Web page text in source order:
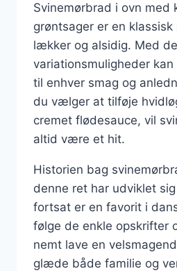
Svinemørbrad i ovn med
grøntsager er en
lækker og alsidig. Med
variationsmuligheder
til enhver smag og
du vælger at tilføje
cremet flødesauce, vil
altid være et hit.
Historien bag
denne ret har udviklet
fortsat er en favorit i
følge de enkle opskrifter
nemt lave en
glæde både familie og